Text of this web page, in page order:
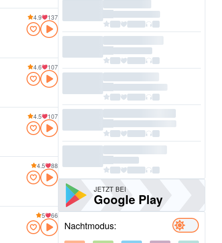
4.9 137
4.6 107
4.5 107
4.5 88
5 66
JETZT BEI
Google Play
Nachtmodus: